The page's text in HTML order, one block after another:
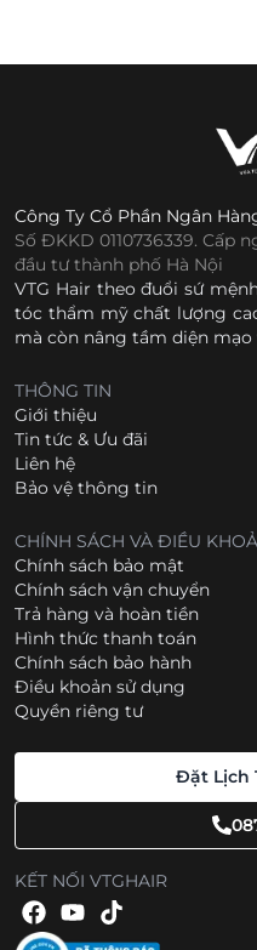
Công Ty Cổ Phần Ngân
Số ĐKKD 0110736339. Cấp
đầu tư thành phố Hà Nội
VTG Hair theo đuổi sứ
tóc thẩm mỹ chất lượng
mà còn nâng tầm diện
THÔNG TIN
Giới thiệu
Tin tức & Ưu đãi
Liên hệ
Bảo vệ thông tin
CHÍNH SÁCH VÀ ĐIỀU
Chính sách bảo mật
Chính sách vận chuyển
Trả hàng và hoàn tiền
Hình thức thanh toán
Chính sách bảo hành
Điều khoản sử dụng
Quyền riêng tư
Đặt Lịch
KẾT NỐI VTGHAIR